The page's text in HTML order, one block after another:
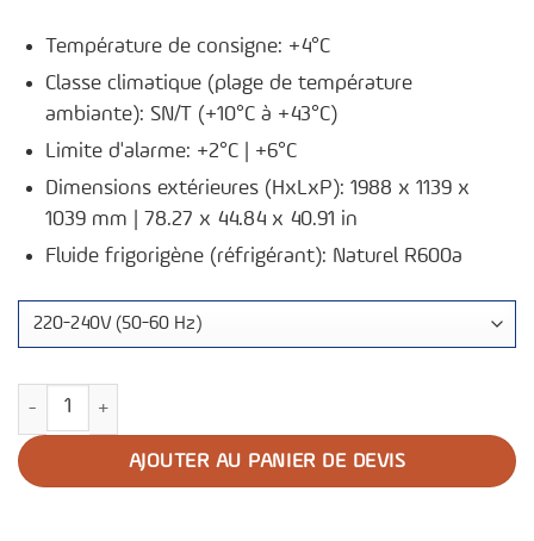
Température de consigne: +4°C
Classe climatique (plage de température
ambiante): SN/T (+10°C à +43°C)
Limite d'alarme: +2°C | +6°C
Dimensions extérieures (HxLxP): 1988 x 1139 x
1039 mm | 78.27 x 44.84 x 40.91 in
Fluide frigorigène (réfrigérant): Naturel R600a
quantité de Réfrigérateur de banque de sang B901
AJOUTER AU PANIER DE DEVIS